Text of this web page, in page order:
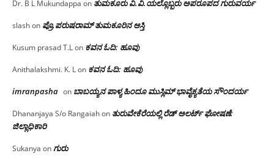
Dr. B L Mukundappa on ತುಮಕೂರು‌ ವಿ.ವಿ.ಯಲ್ಲೊಬ್ಬರು ಅಪರೂಪದ ಗುರುವರ್ಯ
slashon ಪ್ರೊ.ಪರುಷರಾಮ್ ತುಮಕೂರಿನ ಆಸ್ತಿ
Kusum prasad T.Lon ಕವನ ಓದಿ: ಹೂವು
Anithalakshmi. K. Lon ಕವನ ಓದಿ: ಹೂವು
imranpasha on ಬಾಬಯ್ಯನ ಪಾಳ್ಯ ಹಿಂದೂ ಮುಸ್ಲಿಮ್ ಭಾವೈಕ್ಯತೆಯ ಸೌಂದರ್ಯ
Dhananjaya S/o Rangaiahon ತುರುವೇಕೆರೆಯಲ್ಲಿ ರೆಡ್ ಅಲರ್ಟ್ ಘೋಷಣೆ:
ಜಿಲ್ಲಾಧಿಕಾರಿ
Sukanya onಗುರು